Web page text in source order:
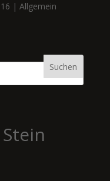
| Allgemein